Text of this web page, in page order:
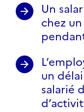
Un
chez
un
salarié